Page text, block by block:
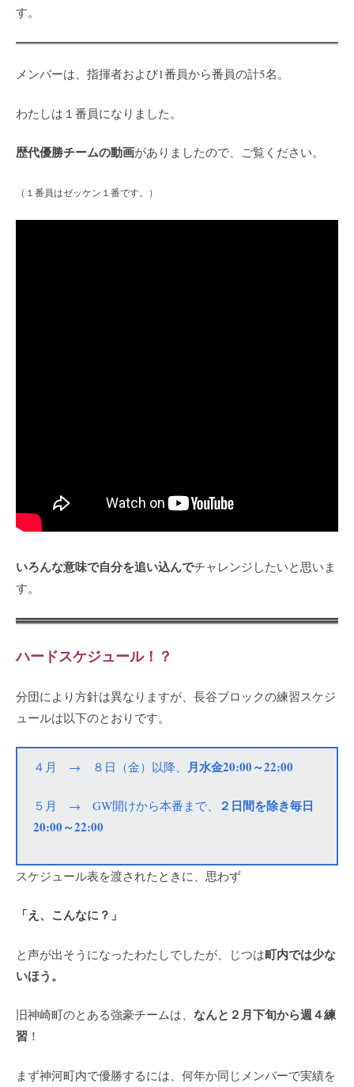
す。
メンバーは、指揮者および1番員から番員の計5名。
わたしは１番員になりました。
歴代優勝チームの動画がありましたので、ご覧ください。
（１番員はゼッケン１番です。）
いろんな意味で自分を追い込んでチャレンジしたいと思いま
す。
ハードスケジュール！？
分団により方針は異なりますが、長谷ブロックの練習スケジ
ュールは以下のとおりです。
４月 → ８日（金）以降、 月水金20:00～22:00
５月 → GW開けから本番まで、
２日間を除き毎日
20:00～22:00
スケジュール表を渡されたときに、思わず
「え、こんなに？」
と声が出そうになったわたしでしたが、じつは町内では少な
いほう。
旧神崎町のとある強豪チームは、 なんと２月下旬から週４練
習 ！
まず神河町内で優勝するには、何年か同じメンバーで実績を